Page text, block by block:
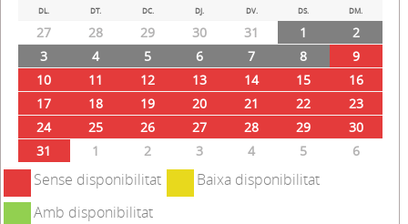
Prev Next
DL. DT. DC. DJ. DV. DS. DM.
27 28 29 30 31 1
2
3
4 5 6 7 8
9
10
11 12 13 14 15
16
17
18 19 20 21 22
23
24
25 26 27 28 29
30
31
1 2 3 4 5 6
Sense disponibilitat
Baixa disponibilitat
Amb disponibilitat